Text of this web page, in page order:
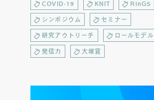
COVID-19 KNIT RinGS
シンポジウム セミナー
研究アウトリーチ ロールモデル
発信力 大塚賞